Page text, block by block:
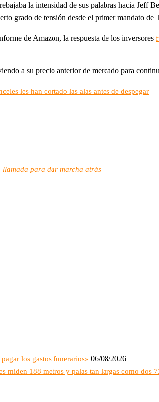
la intensidad de sus palabras hacia Jeff
grado de tensión desde el primer mandato de
de Amazon, la respuesta de los inversores
a su precio anterior de mercado para
les han cortado las alas antes de despegar
llamada para dar marcha atrás
los gastos funerarios» 06/08/2026
miden 188 metros y palas tan largas como dos